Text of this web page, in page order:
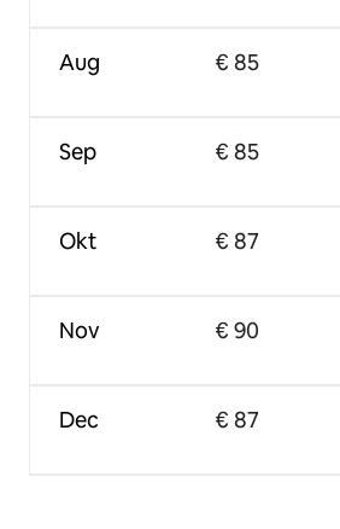
Aug
Sep
Okt
Nov
Dec
€ 85
€ 85
€ 87
€ 90
€ 87